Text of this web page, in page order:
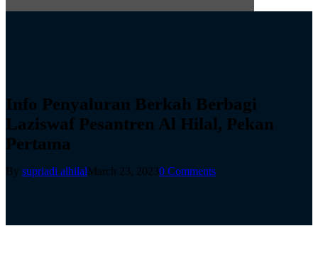
Info Penyaluran Berkah Berbagi
Laziswaf Pesantren Al Hilal, Pekan
Pertama
By supriadi alhilalMarch 23, 20230 Comments